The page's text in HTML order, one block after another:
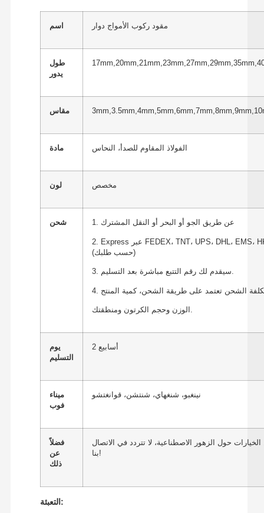
اسم مقود ركوب الأمواج دوار
طول
يدور
مقاس
مادة الفولاذ المقاوم للصدأ، النحاس
لون مخصص
شحن 1. عن طريق الجو أو البحر أو النقل المشترك
2. Express عبر FEDEX، TNT، UPS، DHL، EMS، HK Post
(حسب طلبك)
3. سيقدم لك رقم التتبع مباشرة بعد التسليم.
الوزن وحجم الكرتون ومنطقتك.
يوم
التسليم
ميناء
فوب
نينغبو، شنغهاي، شنتشن، قوانغتشو
فضلاً
عن
ذلك
حول الزهور الاصطناعية، لا تتردد في الاتصال
بنا!
التعبئة: